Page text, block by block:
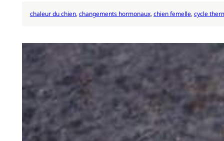
chaleur du chien, changements hormonaux, chien femelle, cycle